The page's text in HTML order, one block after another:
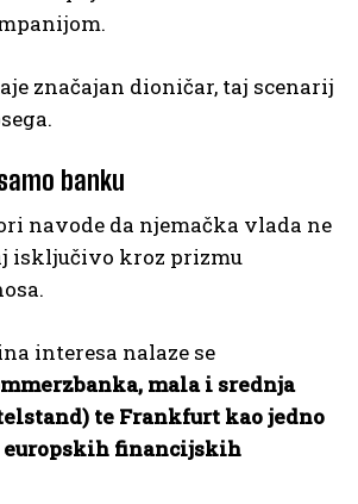
značajan dioničar, taj scenarij
banku
navode da njemačka vlada ne
isključivo kroz prizmu
interesa nalaze se
mala i srednja
te Frankfurt kao jedno
financijskih